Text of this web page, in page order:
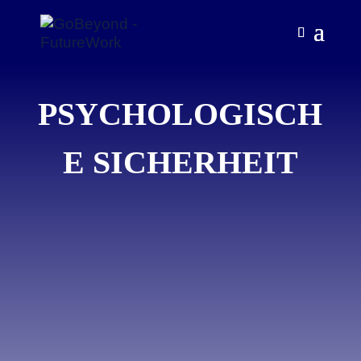
PSYCHOLOGISCH
E SICHERHEIT